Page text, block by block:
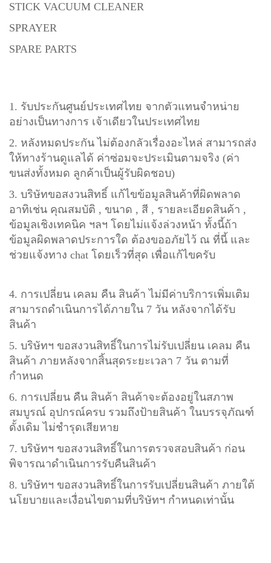
STICK VACUUM CLEANER
SPRAYER
SPARE PARTS
1. รับประกันศูนย์ประเทศไทย จากตัวแทนจำหน่าย
อย่างเป็นทางการ เจ้าเดียวในประเทศไทย
2. หลังหมดประกัน ไม่ต้องกลัวเรื่องอะไหล่ สามารถส่ง
ให้ทางร้านดูแลได้ ค่าซ่อมจะประเมินตามจริง (ค่า
ขนส่งทั้งหมด ลูกค้าเป็นผู้รับผิดชอบ)
3. บริษัทขอสงวนสิทธิ์ แก้ไขข้อมูลสินค้าที่ผิดพลาด
อาทิเช่น คุณสมบัติ , ขนาด , สี , รายละเอียดสินค้า ,
ข้อมูลเชิงเทคนิค ฯลฯ โดยไม่แจ้งล่วงหน้า ทั้งนี้ถ้า
ข้อมูลผิดพลาดประการใด ต้องขออภัยไว้ ณ ที่นี้ และ
ช่วยแจ้งทาง chat โดยเร็วที่สุด เพื่อแก้ไขครับ
4. การเปลี่ยน เคลม คืน สินค้า ไม่มีค่าบริการเพิ่มเติม
สามารถดำเนินการได้ภายใน 7 วัน หลังจากได้รับ
สินค้า
5. บริษัทฯ ขอสงวนสิทธิ์ในการไม่รับเปลี่ยน เคลม คืน
สินค้า ภายหลังจากสิ้นสุดระยะเวลา 7 วัน ตามที่
กำหนด
6. การเปลี่ยน คืน สินค้า สินค้าจะต้องอยู่ในสภาพ
สมบูรณ์ อุปกรณ์ครบ รวมถึงป้ายสินค้า ในบรรจุภัณฑ์
ดั้งเดิม ไม่ชำรุดเสียหาย
7. บริษัทฯ ขอสงวนสิทธิ์ในการตรวจสอบสินค้า ก่อน
พิจารณาดำเนินการรับคืนสินค้า
8. บริษัทฯ ขอสงวนสิทธิ์ในการรับเปลี่ยนสินค้า ภายใต้
นโยบายและเงื่อนไขตามที่บริษัทฯ กำหนดเท่านั้น